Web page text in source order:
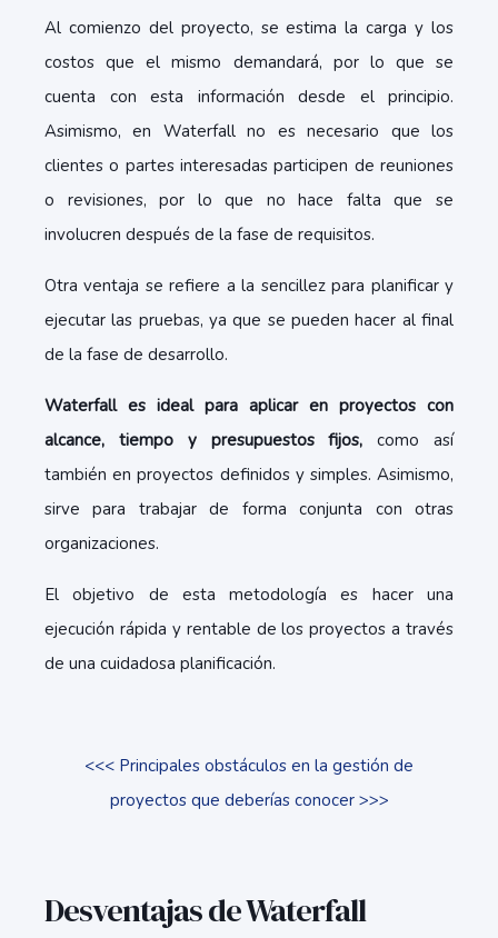
Al comienzo del proyecto, se estima la carga y los
costos que el mismo demandará, por lo que se
cuenta con esta información desde el principio.
Asimismo, en Waterfall no es necesario que los
clientes o partes interesadas participen de reuniones
o revisiones, por lo que no hace falta que se
involucren después de la fase de requisitos.
Otra ventaja se refiere a la sencillez para planificar y
ejecutar las pruebas, ya que se pueden hacer al final
de la fase de desarrollo.
Waterfall es ideal para aplicar en proyectos con
alcance, tiempo y presupuestos fijos, como así
también en proyectos definidos y simples. Asimismo,
sirve para trabajar de forma conjunta con otras
organizaciones.
El objetivo de esta metodología es hacer una
ejecución rápida y rentable de los proyectos a través
de una cuidadosa planificación.
<<< Principales obstáculos en la gestión de
proyectos que deberías conocer >>>
Desventajas de Waterfall